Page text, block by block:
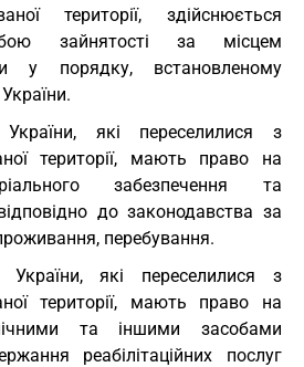
території, здійснюється
зайнятості за місцем
у порядку, встановленому
які переселилися з
території, мають право на
забезпечення та
до законодавства за
перебування.
які переселилися з
території, мають право на
та іншими засобами
реабілітаційних послуг